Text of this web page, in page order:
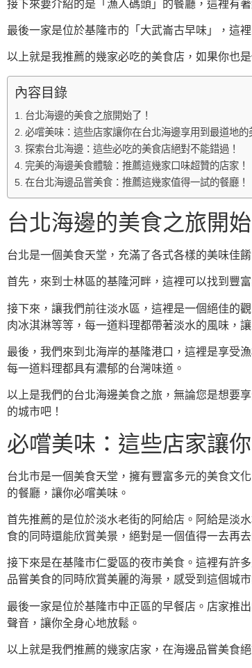
接下來要介紹的是「漁人碼頭」的餐廳，這裡有
最後一家是位於基隆市的「大武崙古早味」，這
以上就是我推薦的幾家必吃的美食店，如果你也
內容目錄
台北海邊的美食之旅開始了！
必嚐美味：這些店家讓你在台北海邊享用到最道地的
探索台北海邊：這些必吃的美食店絕對不能錯過！
完美的海邊美食體驗：推薦這幾家口味超贊的店家！
在台北海邊品嘗美食：推薦這幾家值得一試的餐廳！
台北海邊的美食之旅開始
台北是一個美食天堂，充滿了各式各樣的美味佳
首先，來到士林區的基隆河畔，這裡可以找到豐
接下來，讓我們前往淡水區，這裡是一個絕佳的
肉冰淇淋等等，每一道料理都帶著淡水的風味，
最後，我們來到北海岸的基隆港口，這裡是享受
每一道料理都具有濃郁的台灣味道。
以上是我們的台北海邊美食之旅，無論您是想要
的城市吧！
必嚐美味：這些店家讓
台北市是一個美食天堂，擁有豐富多元的美食文
的餐廳，讓你必嚐美味。
首先推薦的是位於淡水老街的阿給店。阿給是淡
食的同時還能欣賞美景，絕對是一個值得一去再去
接下來是在基隆市仁愛區的夜市美食。這裡有許
品嘗美食的同時欣賞美麗的海景，感受到這個城
最後一家是位於基隆市中正區的早餐店。店家推
聲音，讓你全身心地放鬆。
以上就是我們推薦的幾家店家，在海邊品嘗美食